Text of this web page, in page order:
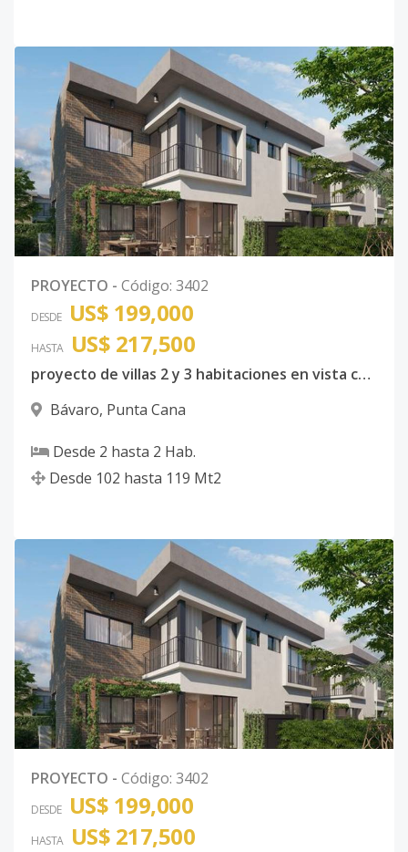
PROYECTO - Código: 3402
DESDE US$ 199,000
HASTA US$ 217,500
proyecto de villas 2 y 3 habitaciones en vista cana
Bávaro, Punta Cana
Desde 2 hasta 2 Hab.
Desde 102 hasta 119 Mt2
PROYECTO - Código: 3402
DESDE US$ 199,000
HASTA US$ 217,500